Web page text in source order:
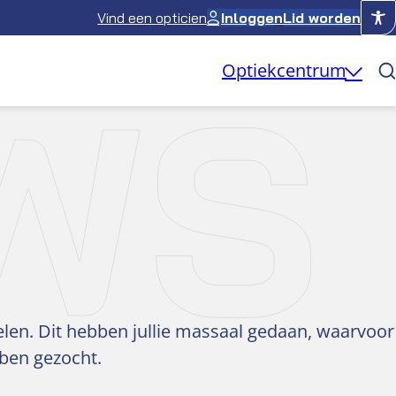
Vind een opticien InloggenLid worden
Optiekcentrum
Dit hebben jullie massaal gedaan, waarvoor
gezocht.